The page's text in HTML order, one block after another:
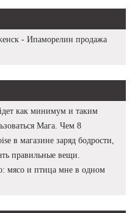
- Ипаморелин продажа
как минимум и таким
Мага. Чем 8
в магазине заряд бодрости,
правильные вещи.
мясо и птица мне в одном